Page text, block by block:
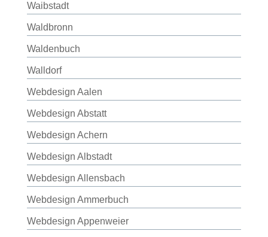
Waibstadt
Waldbronn
Waldenbuch
Walldorf
Webdesign Aalen
Webdesign Abstatt
Webdesign Achern
Webdesign Albstadt
Webdesign Allensbach
Webdesign Ammerbuch
Webdesign Appenweier